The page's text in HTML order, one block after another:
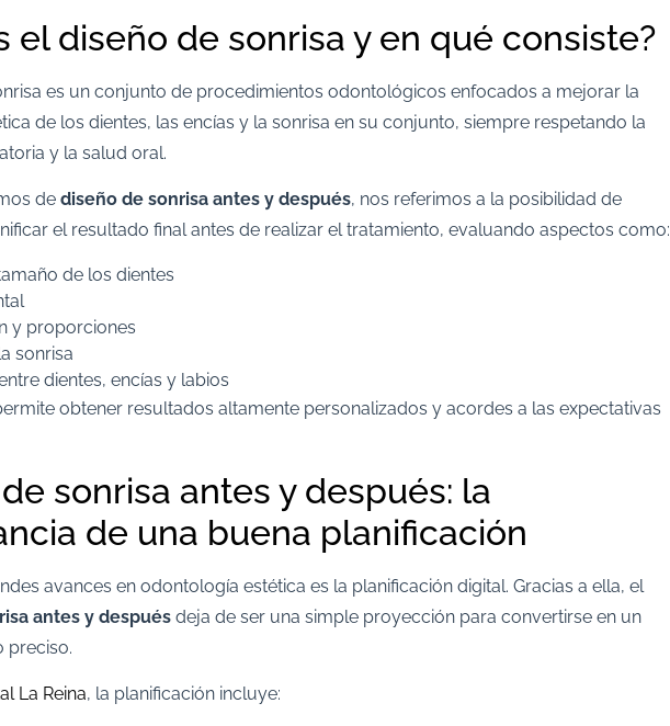
el diseño de sonrisa y en qué consiste?
es un conjunto de procedimientos odontológicos enfocados a mejorar la
de los dientes, las encías y la sonrisa en su conjunto, siempre respetando la
y la salud oral.
de diseño de sonrisa antes y después, nos referimos a la posibilidad de
el resultado final antes de realizar el tratamiento, evaluando aspectos como:
de los dientes
y proporciones
sonrisa
dientes, encías y labios
obtener resultados altamente personalizados y acordes a las expectativas
sonrisa antes y después: la
de una buena planificación
avances en odontología estética es la planificación digital. Gracias a ella, el
antes y después deja de ser una simple proyección para convertirse en un
preciso.
La Reina, la planificación incluye: